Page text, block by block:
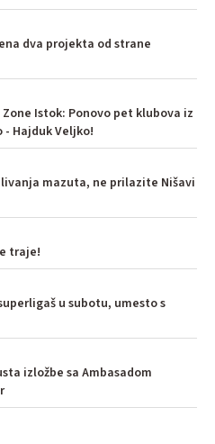
dva projekta od strane
Istok: Ponovo pet klubova iz
Hajduk Veljko!
mazuta, ne prilazite Nišavi
traje!
u subotu, umesto s
izložbe sa Ambasadom